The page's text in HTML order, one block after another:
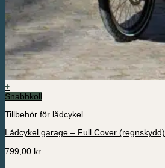
+
Snabbkoll
Tillbehör för lådcykel
Lådcykel garage – Full Cover (regnskydd)
799,00 kr